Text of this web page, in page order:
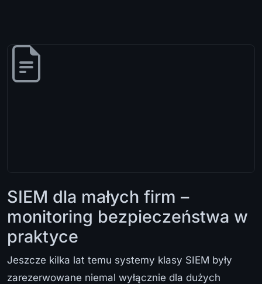
SIEM dla małych firm –
monitoring bezpieczeństwa w
praktyce
Jeszcze kilka lat temu systemy klasy SIEM były
zarezerwowane niemal wyłącznie dla dużych